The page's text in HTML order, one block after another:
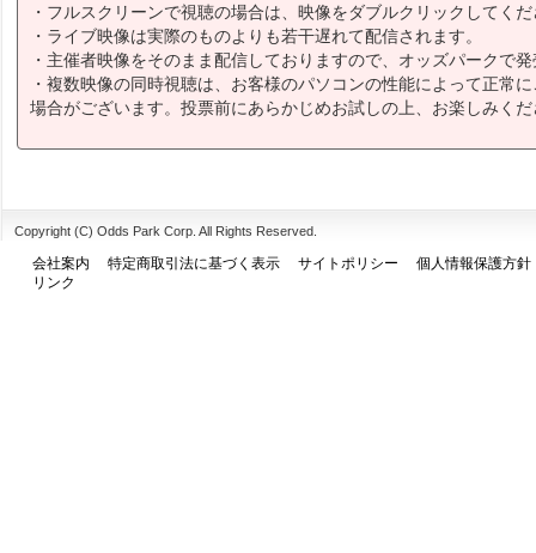
・フルスクリーンで視聴の場合は、映像をダブルクリックしてく
・ライブ映像は実際のものよりも若干遅れて配信されます。
・主催者映像をそのまま配信しておりますので、オッズパークで
・複数映像の同時視聴は、お客様のパソコンの性能によって正常
場合がございます。投票前にあらかじめお試しの上、お楽しみく
Copyright (C) Odds Park Corp. All Rights Reserved.
会社案内 特定商取引法に基づく表示 サイトポリシー
個人情報保護方針
リンク